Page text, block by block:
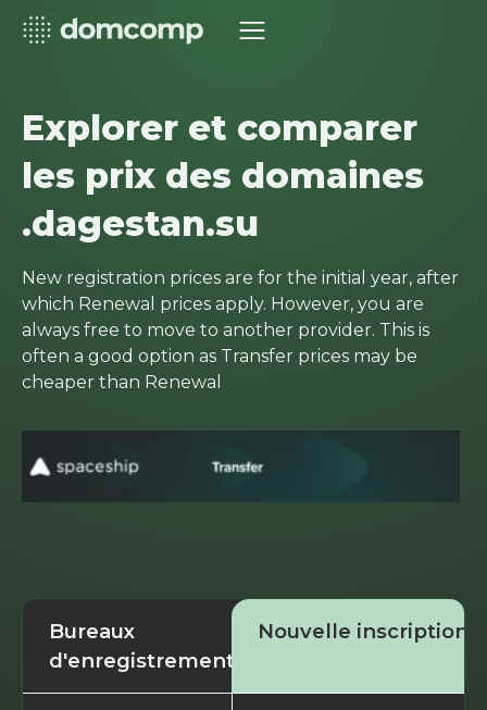
Explorer et comparer
les prix des domaines
.dagestan.su
New registration prices are for the initial year, after
which Renewal prices apply. However, you are
always free to move to another provider. This is
often a good option as Transfer prices may be
cheaper than Renewal
Bureaux
d'enregistrement
Nouvelle inscription